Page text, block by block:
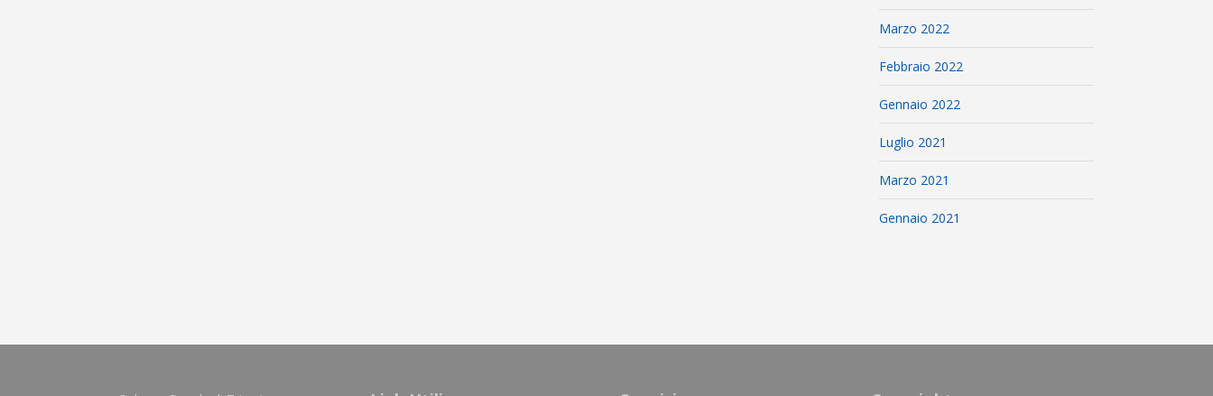
Marzo 2022
Febbraio 2022
Gennaio 2022
Luglio 2021
Marzo 2021
Gennaio 2021